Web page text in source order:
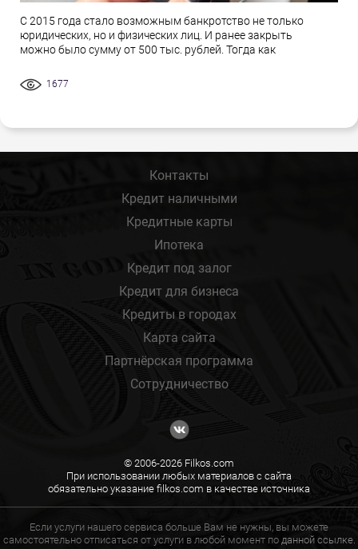
С 2015 года стало возможным банкротство не только
юридических, но и физических лиц. И ранее закрыть
можно было сумму от 500 тыс. рублей. Тогда как
1677
Контакты
Кредит наличными
Кредитные карты
Ипотека
Кредит под залог
Кредит для бизнеса
Кредиты в городах
Карта сайта
Партнёрская программа
Сотрудничество
© 2006-2026 Filkos.com
При использовании любых материалов с сайта
обязательно указание filkos.com в качестве источника
Если услуги нашего сервиса больше Вам не нужны, вы можете
самостоятельно отписаться от услуги в любой момент по данной ссылке.